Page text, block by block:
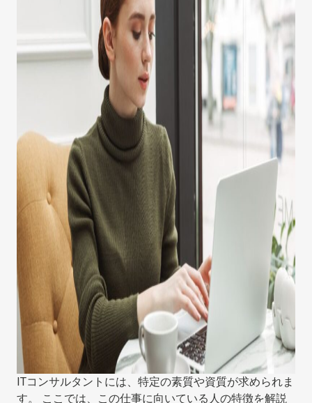
ITコンサルタントには、特定の素質や資質が求められま
す。 ここでは、この仕事に向いている人の特徴を解説